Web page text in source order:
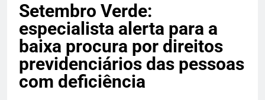
Setembro Verde:
especialista alerta para a
baixa procura por direitos
previdenciários das pessoas
com deficiência